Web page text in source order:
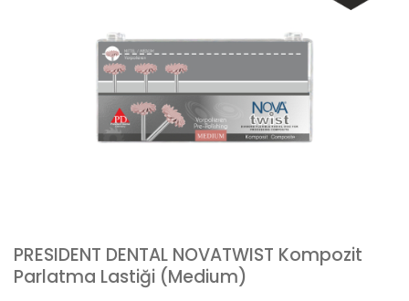
PRESIDENT DENTAL NOVATWIST Kompozit
Parlatma Lastiği (Medium)